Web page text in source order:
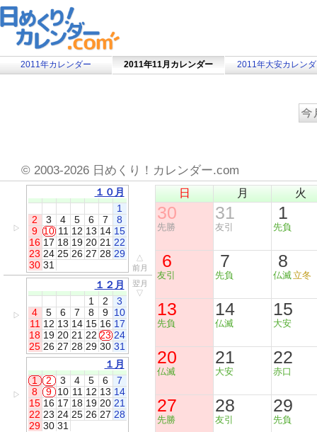
2011年カレンダー 2011年11月カレンダー 2011年大安カレン
© 2003-2026 日めくり！カレンダー.com
▷
１０月
1
2
3 4 5 6 7
8
9 10 11 12 13 14 15
16 17 18 19 20 21 22
23 24 25 26 27 28 29
30 31
△
前月
▷
１２月
1
2
3
4
5 6 7 8 9 10
11 12 13 14 15 16 17
18 19 20 21 22 23 24
25 26 27 28 29 30 31
翌月
▽
▷
１月
1
2 3 4 5 6
7
8
9 10 11 12 13 14
15 16 17 18 19 20 21
22 23 24 25 26 27 28
29 30 31
日 月 火
30
先勝
31
友引
1
先負
6
友引
7
先負
8
仏滅 立冬
13
先負
14
仏滅
15
大安
20
仏滅
21
大安
22
赤口
27
先勝
28
友引
29
先負